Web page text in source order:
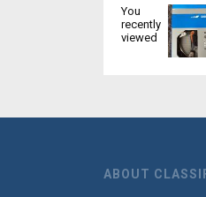
You
recently
viewed
ABOUT